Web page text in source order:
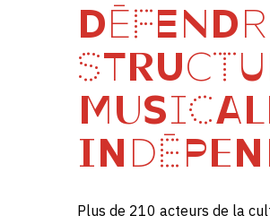
Plus de 210 acteurs de la